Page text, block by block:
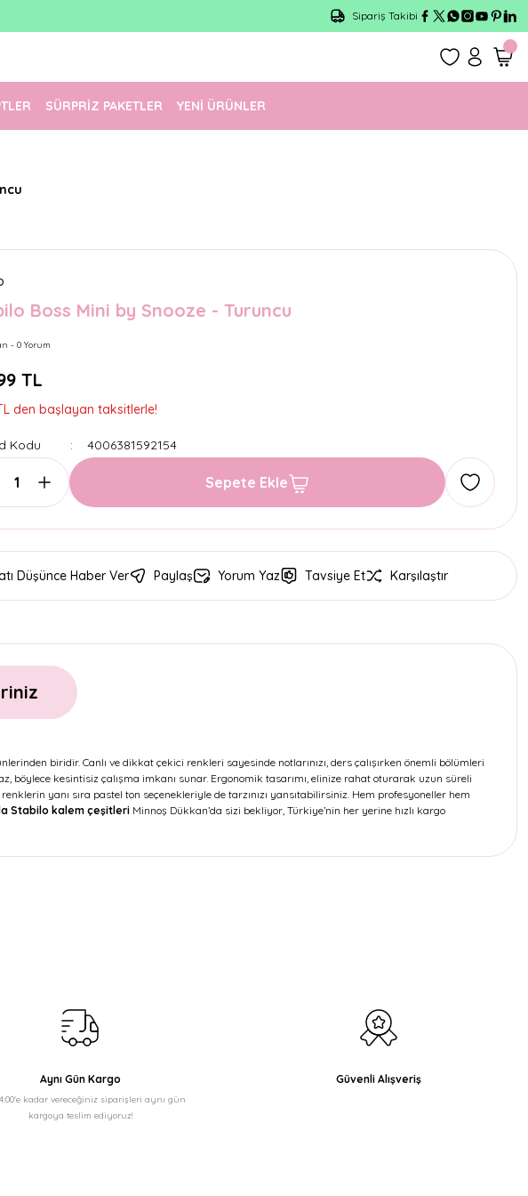
Sipariş Takibi
SÜRPRİZ PAKETLER YENİ ÜRÜNLER
Boss Mini by Snooze - Turuncu
- 0 Yorum
TL
den başlayan taksitlerle!
Kodu 4006381592154
Sepete Ekle
Düşünce Haber Ver Paylaş Yorum Yaz Tavsiye Et Karşılaştır
biridir. Canlı ve dikkat çekici renkleri sayesinde notlarınızı, ders çalışırken önemli bölümleri
kesintisiz çalışma imkanı sunar. Ergonomik tasarımı, elinize rahat oturarak uzun süreli
yanı sıra pastel ton seçenekleriyle de tarzınızı yansıtabilirsiniz. Hem profesyoneller hem
Stabilo kalem çeşitleri Minnoş Dükkan’da sizi bekliyor, Türkiye’nin her yerine hızlı kargo
Aynı Gün Kargo
kadar vereceğiniz siparişleri aynı gün
kargoya teslim ediyoruz!
Güvenli Alışveriş